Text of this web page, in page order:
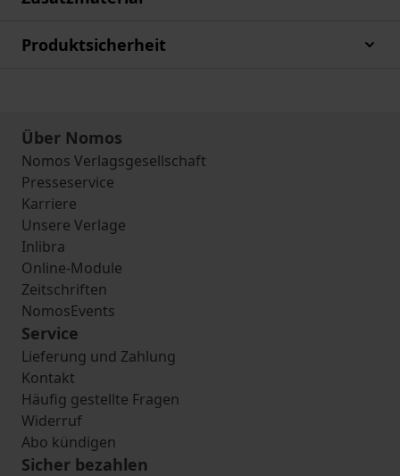
Produktsicherheit
Über Nomos
Nomos Verlagsgesellschaft
Presseservice
Karriere
Unsere Verlage
Inlibra
Online-Module
Zeitschriften
NomosEvents
Service
Lieferung und Zahlung
Kontakt
Häufig gestellte Fragen
Widerruf
Abo kündigen
Sicher bezahlen